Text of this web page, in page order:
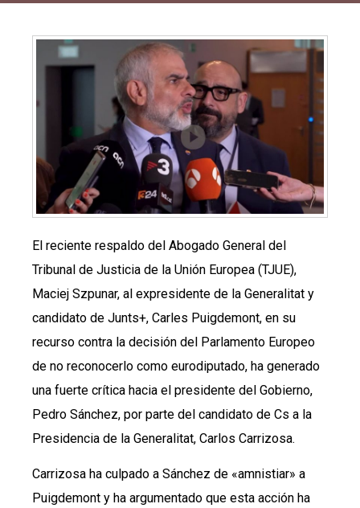
El reciente respaldo del Abogado General del
Tribunal de Justicia de la Unión Europea (TJUE),
Maciej Szpunar, al expresidente de la Generalitat y
candidato de Junts+, Carles Puigdemont, en su
recurso contra la decisión del Parlamento Europeo
de no reconocerlo como eurodiputado, ha generado
una fuerte crítica hacia el presidente del Gobierno,
Pedro Sánchez, por parte del candidato de Cs a la
Presidencia de la Generalitat, Carlos Carrizosa.
Carrizosa ha culpado a Sánchez de «amnistiar» a
Puigdemont y ha argumentado que esta acción ha